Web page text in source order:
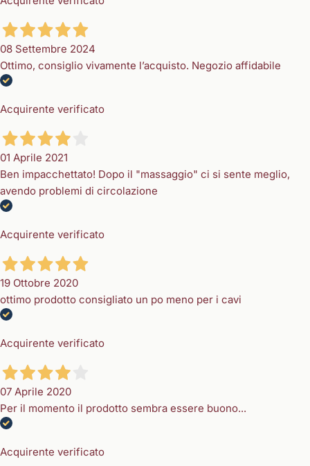
08 Settembre 2024
Ottimo, consiglio vivamente l’acquisto. Negozio affidabile
Acquirente verificato
01 Aprile 2021
Ben impacchettato! Dopo il "massaggio" ci si sente meglio,
avendo problemi di circolazione
Acquirente verificato
19 Ottobre 2020
ottimo prodotto consigliato un po meno per i cavi
Acquirente verificato
07 Aprile 2020
Per il momento il prodotto sembra essere buono...
Acquirente verificato